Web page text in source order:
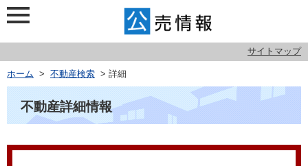
サイトマップ
ホーム > 不動産検索 > 詳細
不動産詳細情報